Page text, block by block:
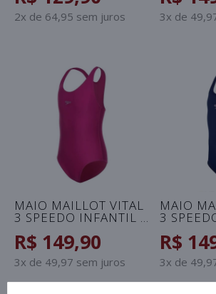
2x de 64,95 sem juros 3x de
MAIO MAILLOT VITAL
3 SPEEDO INFANTIL -
R$ 149,90
3x de 49,97 sem juros
MAIO
3
R$
3x de